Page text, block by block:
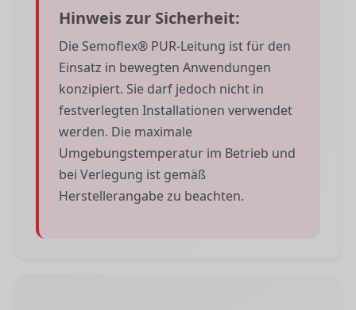
Hinweis zur Sicherheit:
Die Semoflex® PUR-Leitung ist für den
Einsatz in bewegten Anwendungen
konzipiert. Sie darf jedoch nicht in
festverlegten Installationen verwendet
werden. Die maximale
Umgebungstemperatur im Betrieb und
bei Verlegung ist gemäß
Herstellerangabe zu beachten.